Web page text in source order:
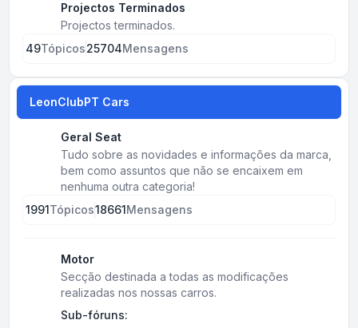
Projectos Terminados
Projectos terminados.
49Tópicos25704Mensagens
LeonClubPT Cars
Geral Seat
Tudo sobre as novidades e informações da marca,
bem como assuntos que não se encaixem em
nenhuma outra categoria!
1991Tópicos18661Mensagens
Motor
Secção destinada a todas as modificações
realizadas nos nossas carros.
Sub-fóruns: